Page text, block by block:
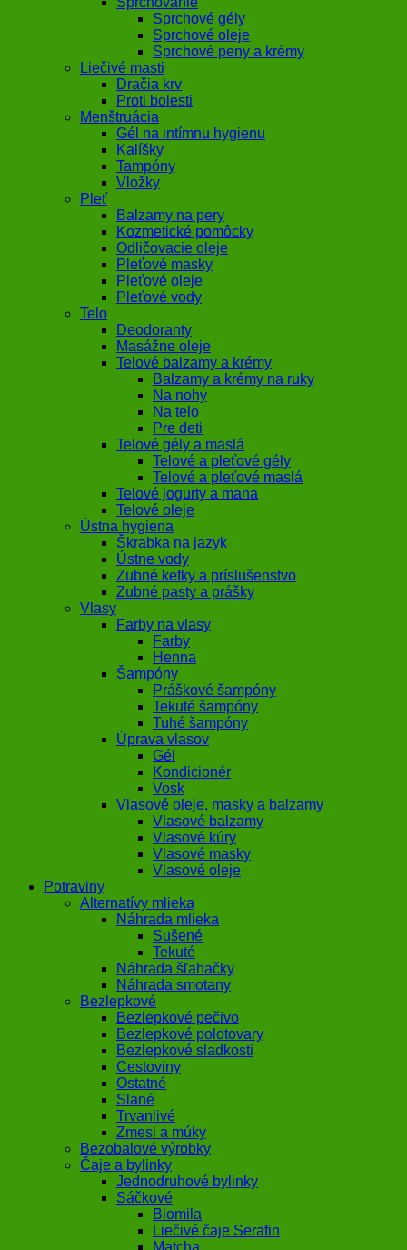
Sprchové gély
Sprchové oleje
Sprchové peny a krémy
Liečivé masti
Dračia krv
Proti bolesti
Menštruácia
Gél na intímnu hygienu
Kalíšky
Tampóny
Vložky
Pleť
Balzamy na pery
Kozmetické pomôcky
Odličovacie oleje
Pleťové masky
Pleťové oleje
Pleťové vody
Telo
Deodoranty
Masážne oleje
Telové balzamy a krémy
Balzamy a krémy na ruky
Na nohy
Na telo
Pre deti
Telové gély a maslá
Telové a pleťové gély
Telové a pleťové maslá
Telové jogurty a mana
Telové oleje
Ústna hygiena
Škrabka na jazyk
Ústne vody
Zubné kefky a príslušenstvo
Zubné pasty a prášky
Vlasy
Farby na vlasy
Farby
Henna
Šampóny
Práškové šampóny
Tekuté šampóny
Tuhé šampóny
Úprava vlasov
Gél
Kondicionér
Vosk
Vlasové oleje, masky a balzamy
Vlasové balzamy
Vlasové kúry
Vlasové masky
Vlasové oleje
Potraviny
Alternatívy mlieka
Náhrada mlieka
Sušené
Tekuté
Náhrada šľahačky
Náhrada smotany
Bezlepkové
Bezlepkové pečivo
Bezlepkové polotovary
Bezlepkové sladkosti
Cestoviny
Ostatné
Slané
Trvanlivé
Zmesi a múky
Bezobalové výrobky
Čaje a bylinky
Jednodruhové bylinky
Sáčkové
Biomila
Liečivé čaje Serafin
Matcha